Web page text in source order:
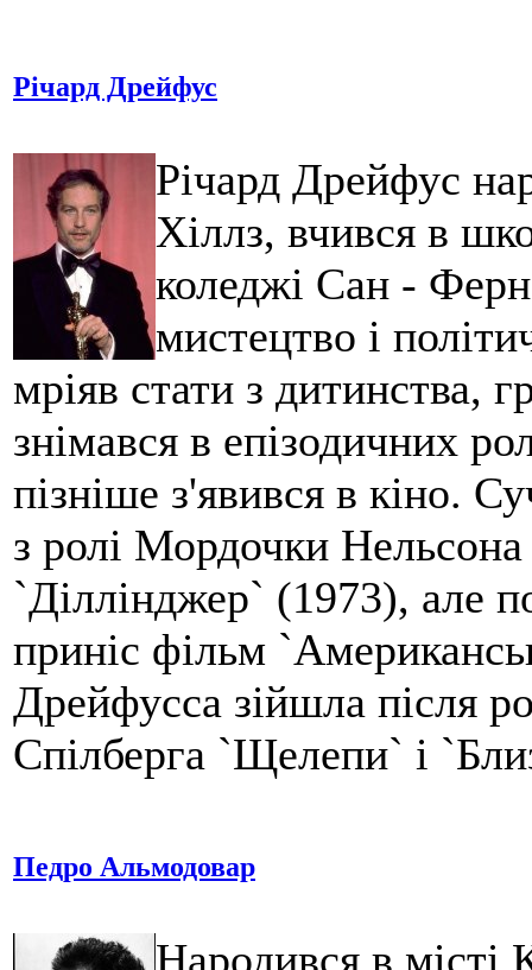
Річард Дрейфус
Річард Дрейфус
Хіллз, вчився в
коледжі Сан -
мистецтво і
мріяв стати з дитинства,
знімався в епізодичних
пізніше з'явився в кіно.
з ролі Мордочки
`Діллінджер` (1973), але
приніс фільм
Дрейфусса зійшла після
Спілберга `Щелепи` і
Педро Альмодовар
Народився в місті